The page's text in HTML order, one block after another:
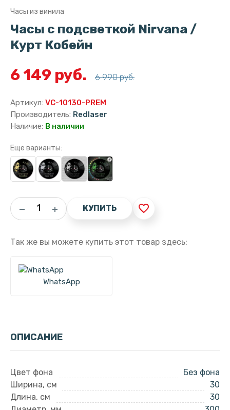
Часы из винила
Часы с подсветкой Nirvana /
Курт Кобейн
6 149 руб. 6 990 руб.
Артикул: VC-10130-PREM
Производитель: Redlaser
Наличие: В наличии
Еще варианты:
КУПИТЬ favorite_border
Так же вы можете купить этот товар здесь:
WhatsApp
ОПИСАНИЕ
Цвет фона
Без фона
Ширина, см
30
Длина, см
30